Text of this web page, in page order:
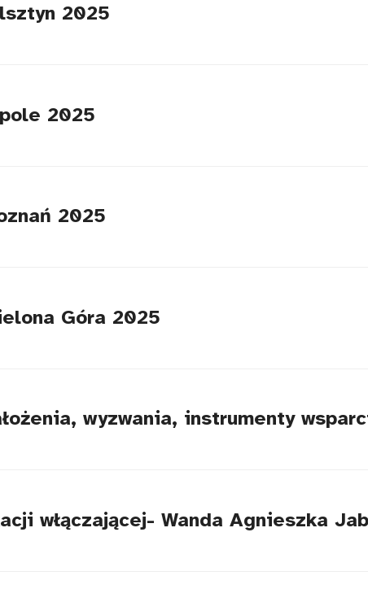
2025
2025
2025
Góra 2025
wyzwania, instrumenty
włączającej- Wanda Agnieszka